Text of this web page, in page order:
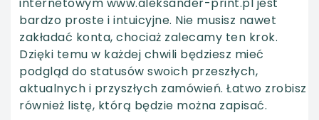
bardzo proste i intuicyjne. Nie musisz nawet
zakładać konta, chociaż zalecamy ten krok.
Dzięki temu w każdej chwili będziesz mieć
podgląd do statusów swoich przeszłych,
aktualnych i przyszłych zamówień. Łatwo zrobisz
również listę, którą będzie można zapisać.